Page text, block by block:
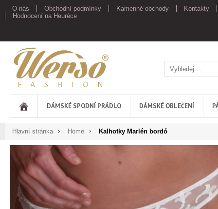
O nás Obchodní podmínky Kamenné obchody
Kontakty
Hodnocení na Heuréce
Werso
DÁMSKÉ SPODNÍ PRÁDLO DÁMSKÉ OBLEČENÍ
Hlavní stránka Home Kalhotky Marlén bordó